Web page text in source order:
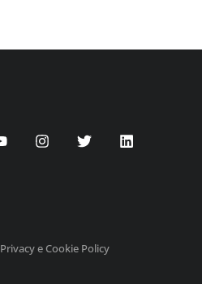
Privacy e Cookie Policy